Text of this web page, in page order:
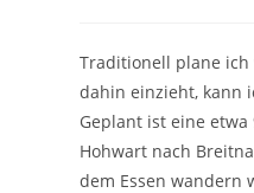
Traditionell plane ich
dahin einzieht, kann
Geplant ist eine
Hohwart nach
dem Essen wandern